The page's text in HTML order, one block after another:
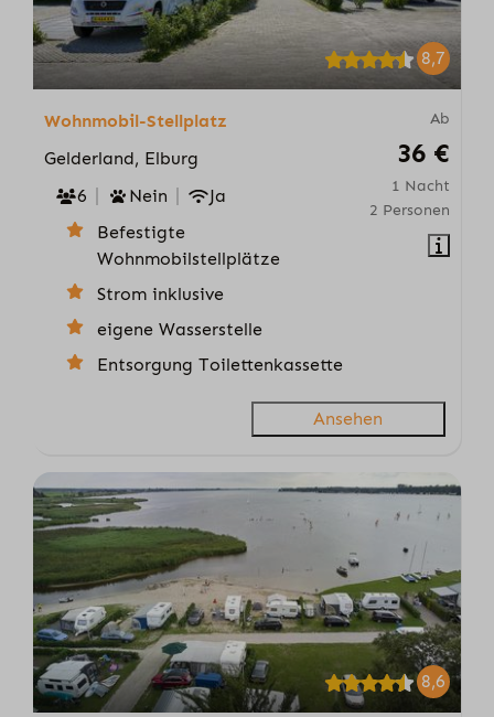
8,7
Ab
36 €
1 Nacht
2 Personen
Wohnmobil-Stellplatz
Gelderland, Elburg
6
Nein
Ja
Befestigte
Wohnmobilstellplätze
Strom inklusive
eigene Wasserstelle
Entsorgung Toilettenkassette
Ansehen
8,6